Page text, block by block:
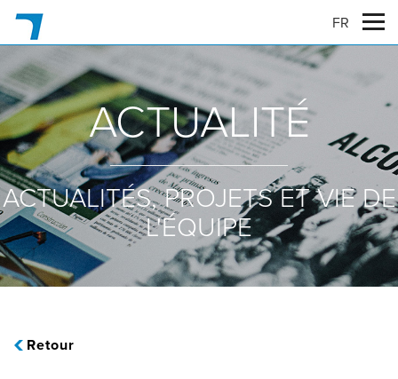
FR
ACTUALITÉ
ACTUALITÉS, PROJETS ET VIE DE
L'ÉQUIPE
Retour